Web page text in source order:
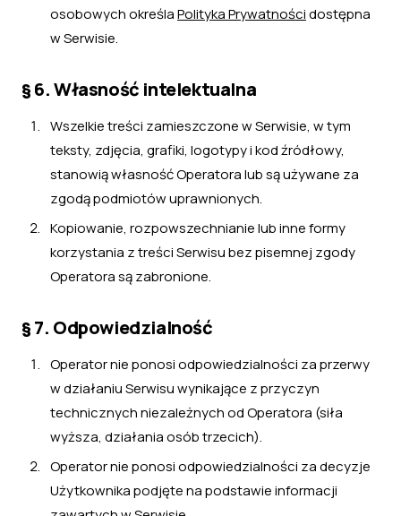
osobowych określaPolityka Prywatnościdostępna
w Serwisie.
§ 6. Własność intelektualna
Wszelkie treści zamieszczone w Serwisie, w tym
teksty, zdjęcia, grafiki, logotypy i kod źródłowy,
stanowią własność Operatora lub są używane za
zgodą podmiotów uprawnionych.
Kopiowanie, rozpowszechnianie lub inne formy
korzystania z treści Serwisu bez pisemnej zgody
Operatora są zabronione.
§ 7. Odpowiedzialność
Operator nie ponosi odpowiedzialności za przerwy
w działaniu Serwisu wynikające z przyczyn
technicznych niezależnych od Operatora (siła
wyższa, działania osób trzecich).
Operator nie ponosi odpowiedzialności za decyzje
Użytkownika podjęte na podstawie informacji